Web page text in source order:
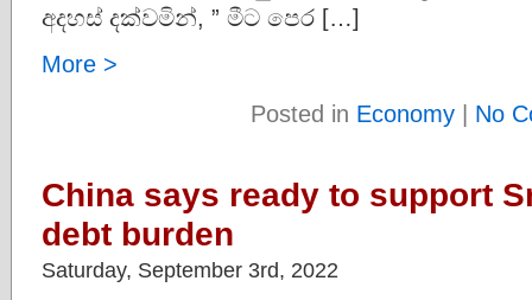
අදහස් දක්වමින්, ” මීට පෙර […]
More >
Posted in Economy| No
China says ready to support
debt burden
Saturday, September 3rd, 2022